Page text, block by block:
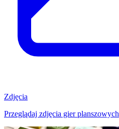
Zdjęcia
Przeglądaj zdjęcia gier planszowych